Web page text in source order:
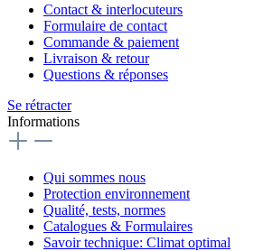
Contact & interlocuteurs
Formulaire de contact
Commande & paiement
Livraison & retour
Questions & réponses
Se rétracter
Informations
Qui sommes nous
Protection environnement
Qualité, tests, normes
Catalogues & Formulaires
Savoir technique: Climat optimal